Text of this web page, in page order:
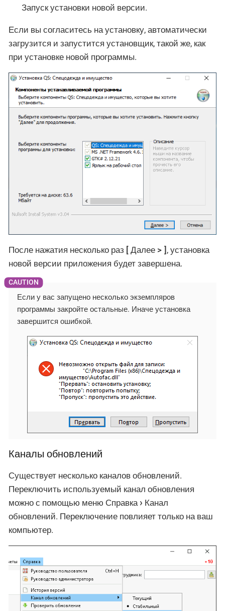
Запуск установки новой версии.
Если вы согласитесь на установку, автоматически
загрузится и запустится установщик, такой же, как
при установке новой программы.
После нажатия несколько раз Далее > , установка
новой версии приложения будет завершена.
Если у вас запущено несколько экземпляров
программы закройте остальные. Иначе установка
завершится ошибкой.
Каналы обновлений
Существует несколько каналов обновлений.
Переключить используемый канал обновления
можно с помощью меню Справка
Канал
обновлений. Переключение повлияет только на ваш
компьютер.